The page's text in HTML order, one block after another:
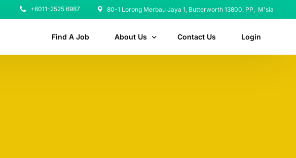
+6011-2525 6987 80-1 Lorong Merbau Jaya 1, Butterworth 13800, PP, M'sia
Find A Job About Us Contact Us Login